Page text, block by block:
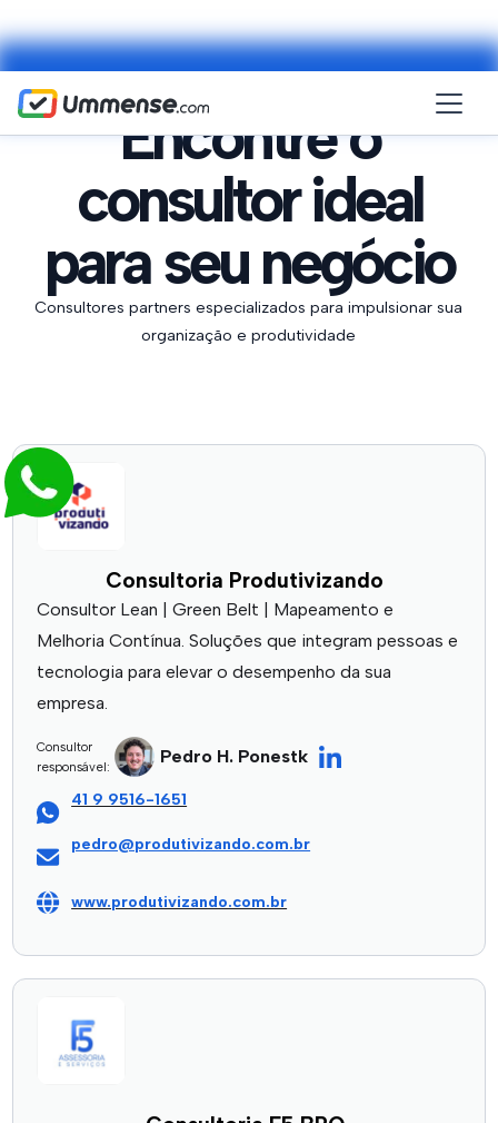
Encontre o
consultor ideal
para seu negócio
Consultores partners especializados para impulsionar sua
organização e produtividade
Consultoria Produtivizando
Consultor Lean | Green Belt | Mapeamento e
Melhoria Contínua. Soluções que integram pessoas e
tecnologia para elevar o desempenho da sua
empresa.
Consultor
responsável:
Pedro H. Ponestk
41 9 9516-1651
pedro@produtivizando.com.br
www.produtivizando.com.br